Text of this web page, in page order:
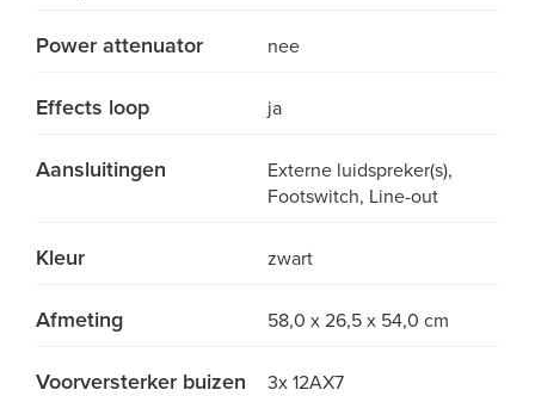
Power attenuator nee
Effects loop ja
Aansluitingen
Externe luidspreker(s),
Footswitch, Line-out
Kleur zwart
Afmeting 58,0 x 26,5 x 54,0 cm
Voorversterker buizen 3x 12AX7